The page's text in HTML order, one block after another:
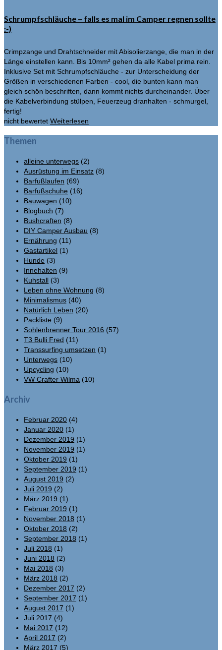
Schrumpfschläuche – falls es mal im Camper regnen sollte
:-)
Crimpzange und Drahtschneider mit Abisolierzange, die man in der
Länge einstellen kann. Bis 10mm² gehen da alle Kabel prima rein.
Inklusive Set mit Schrumpfschläuche - zur Unterscheidung der
Größen in verschiedenen Farben - cool, die bunten kann man
gleich schön beschriften, dann kommt nichts durcheinander. Über
die Kabelverbindung stülpen, Feuerzeug dranhalten - schmurgel,
fertig!
nicht bewertet Weiterlesen
Themen
alleine unterwegs (2)
Ausrüstung im Einsatz (8)
Barfußlaufen (69)
Barfußschuhe (16)
Bauwagen (10)
Blogbuch (7)
Bushcraften (8)
DIY Camper Ausbau (8)
Ernährung (11)
Gastartikel (1)
Hunde (3)
Innehalten (9)
Kuhstall (3)
Leben ohne Wohnung (8)
Minimalismus (40)
Natürlich Leben (20)
Packliste (9)
Sohlenbrenner Tour 2016 (57)
T3 Bulli Fred (11)
Transsurfing umsetzen (1)
Unterwegs (10)
Upcycling (10)
VW Crafter Wilma (10)
Archiv
Februar 2020 (4)
Januar 2020 (1)
Dezember 2019 (1)
November 2019 (1)
Oktober 2019 (1)
September 2019 (1)
August 2019 (2)
Juli 2019 (2)
März 2019 (1)
Februar 2019 (1)
November 2018 (1)
Oktober 2018 (2)
September 2018 (1)
Juli 2018 (1)
Juni 2018 (2)
Mai 2018 (3)
März 2018 (2)
Dezember 2017 (2)
September 2017 (1)
August 2017 (1)
Juli 2017 (4)
Mai 2017 (12)
April 2017 (2)
März 2017 (5)